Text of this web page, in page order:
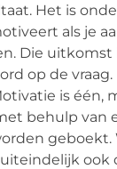
Het is
als je
Die uitkomst
op de vraag.
is één,
behulp van
geboekt.
ook